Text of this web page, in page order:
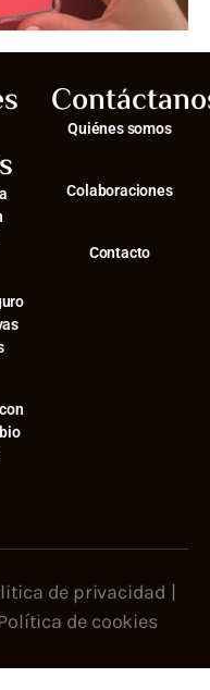
Quiénes somos
Colaboraciones
Contacto
de privacidad |
de cookies